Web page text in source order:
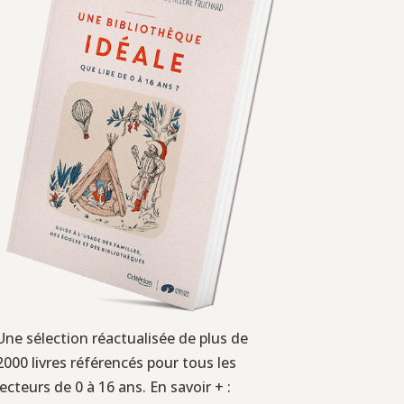
sélection réactualisée de plus de
livres référencés pour tous les
de 0 à 16 ans. En savoir + :